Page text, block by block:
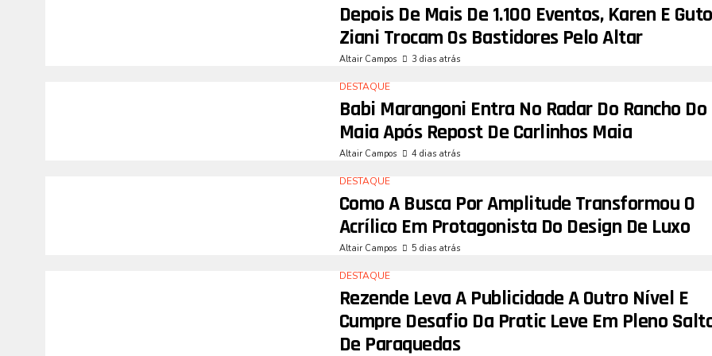
Depois De Mais De 1.100 Eventos, Karen E Guto
Ziani Trocam Os Bastidores Pelo Altar
Altair Campos 3 dias atrás
DESTAQUE
Babi Marangoni Entra No Radar Do Rancho Do
Maia Após Repost De Carlinhos Maia
Altair Campos 4 dias atrás
DESTAQUE
Como A Busca Por Amplitude Transformou O
Acrílico Em Protagonista Do Design De Luxo
Altair Campos 5 dias atrás
DESTAQUE
Rezende Leva A Publicidade A Outro Nível E
Cumpre Desafio Da Pratic Leve Em Pleno
De Paraquedas